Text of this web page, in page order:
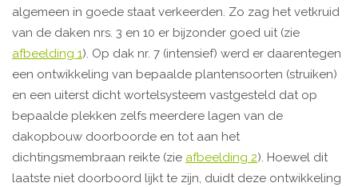
algemeen in goede staat verkeerden. Zo zag het vetkruid
van de daken nrs. 3 en 10 er bijzonder goed uit (zie
afbeelding 1). Op dak nr. 7 (intensief) werd er daarentegen
een ontwikkeling van bepaalde plantensoorten (struiken)
en een uiterst dicht wortelsysteem vastgesteld dat op
bepaalde plekken zelfs meerdere lagen van de
dakopbouw doorboorde en tot aan het
dichtingsmembraan reikte (zie afbeelding 2). Hoewel dit
laatste niet doorboord lijkt te zijn, duidt deze ontwikkeling